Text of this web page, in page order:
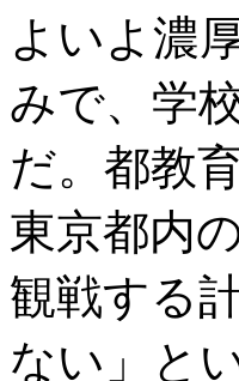
よいよ濃
みで、学
だ。都教
東京都内
観戦する
ない」と